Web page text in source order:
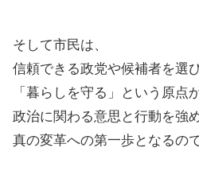
そして市民は、
信頼できる政党や候補者を選び
「暮らしを守る」という原点
政治に関わる意思と行動を強
真の変革への第一歩となるので